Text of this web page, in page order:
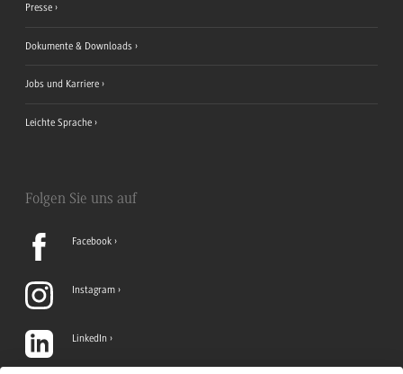
Presse
Dokumente & Downloads
Jobs und Karriere
Leichte Sprache
Folgen Sie uns auf
Facebook
Instagram
LinkedIn